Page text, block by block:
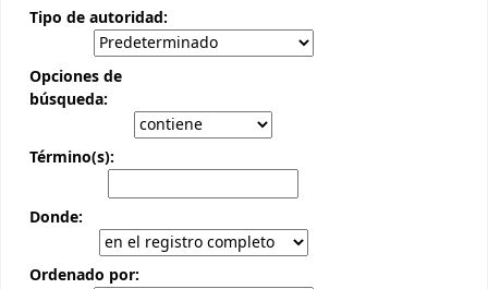
Tipo de autoridad:
Opciones de
búsqueda:
Término(s):
Donde:
Ordenado por: